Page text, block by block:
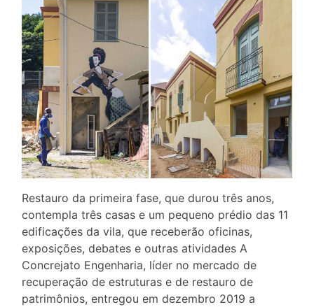
Restauro da primeira fase, que durou três anos,
contempla três casas e um pequeno prédio das 11
edificações da vila, que receberão oficinas,
exposições, debates e outras atividades A
Concrejato Engenharia, líder no mercado de
recuperação de estruturas e de restauro de
patrimônios, entregou em dezembro 2019 a